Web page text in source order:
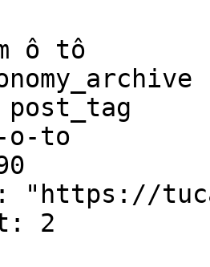
ô tô
post_tag
o-to
"https://
2